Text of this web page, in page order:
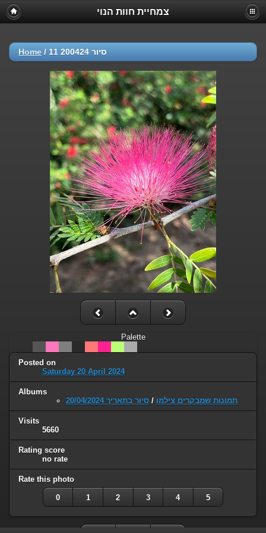
צמחיית חוות הנוי
Home / סיור 200424 11
Palette
Posted on
Saturday 20 April 2024
Albums
תמונות שמבקרים צילמו / סיור בתאריך 20/04/2024
Visits
5660
Rating score
no rate
Rate this photo
0 1 2 3 4 5